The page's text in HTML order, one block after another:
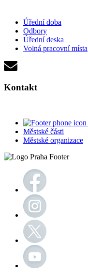
Úřední doba
Odbory
Úřední deska
Volná pracovní místa
Kontakt
Městské části
Městské organizace